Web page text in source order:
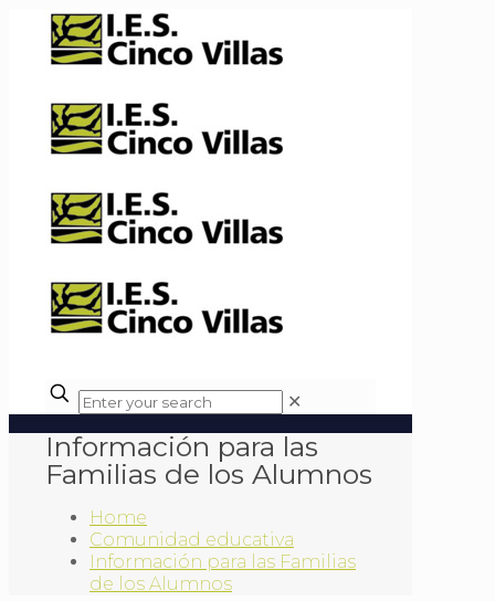
✕
Información para las
Familias de los Alumnos
Home
Comunidad educativa
Información para las Familias
de los Alumnos